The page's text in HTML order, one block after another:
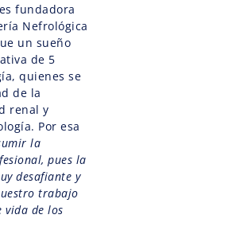
fundadora
Nefrológica
un sueño
de 5
quienes se
de la
renal y
Por esa
la
pues la
desafiante y
trabajo
vida de los